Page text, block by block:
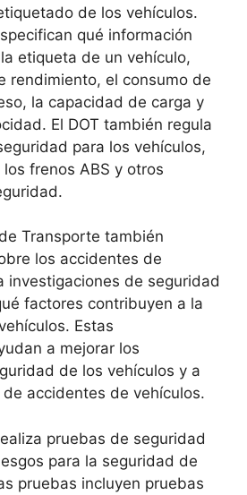
de los vehículos.
qué información
etiqueta de un vehículo,
rendimiento, el consumo de
la capacidad de carga y
El DOT también regula
para los vehículos,
frenos ABS y otros
Transporte también
los accidentes de
investigaciones de seguridad
factores contribuyen a la
Estas
a mejorar los
de los vehículos y a
accidentes de vehículos.
pruebas de seguridad
para la seguridad de
pruebas incluyen pruebas